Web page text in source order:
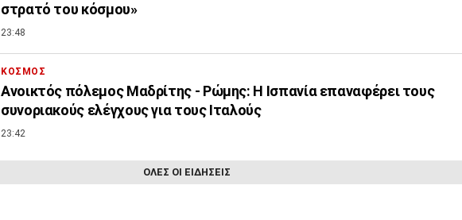
στρατό του κόσμου»
23:48
ΚΟΣΜΟΣ
Ανοικτός πόλεμος Μαδρίτης - Ρώμης: Η Ισπανία επαναφέρει τους
συνοριακούς ελέγχους για τους Ιταλούς
23:42
ΟΛΕΣ ΟΙ ΕΙΔΗΣΕΙΣ